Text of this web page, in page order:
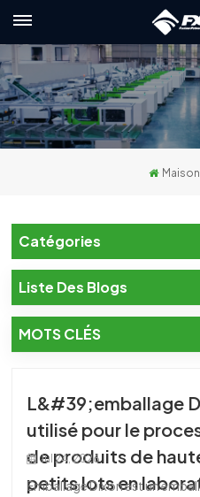
국의
Maison
Catégories
Liste Des Blogs
MOTS CLÉS
L&#39;emballage
utilisé pour le
de produits de
petits lots en
Jul 24, 2026
Emballage Dixon est un